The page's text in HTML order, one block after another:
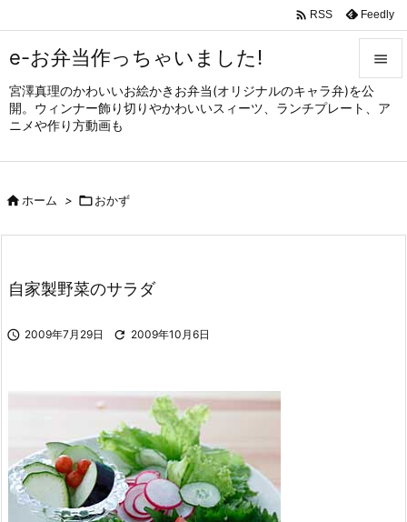
e-お弁当作っちゃいました!
宮澤真理のかわいいお絵かきお弁当(オリジナルのキャラ弁)を公
開。ウィンナー飾り切りやかわいいスィーツ、ランチプレート、ア
ニメや作り方動画も


メニュ
サイド

 RSS Feedly
ホーム > おかず
自家製野菜のサラダ
 2009年7月29日  2009年10月6日